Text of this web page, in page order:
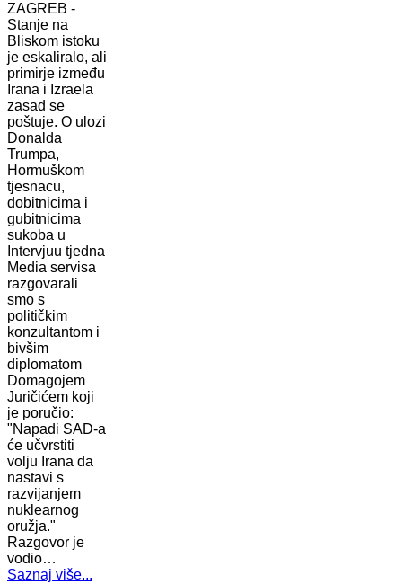
ZAGREB -
Stanje na
Bliskom istoku
je eskaliralo, ali
primirje između
Irana i Izraela
zasad se
poštuje. O ulozi
Donalda
Trumpa,
Hormuškom
tjesnacu,
dobitnicima i
gubitnicima
sukoba u
Intervjuu tjedna
Media servisa
razgovarali
smo s
političkim
konzultantom i
bivšim
diplomatom
Domagojem
Juričićem koji
je poručio:
"Napadi SAD-a
će učvrstiti
volju Irana da
nastavi s
razvijanjem
nuklearnog
oružja."
Razgovor je
vodio…
Saznaj više...